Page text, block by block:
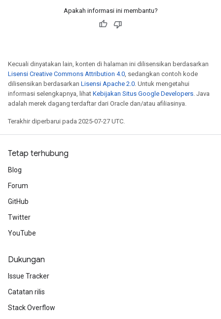
Apakah informasi ini membantu?
Kecuali dinyatakan lain, konten di halaman ini dilisensikan berdasarkan
Lisensi Creative Commons Attribution 4.0, sedangkan contoh kode
dilisensikan berdasarkan Lisensi Apache 2.0. Untuk mengetahui
informasi selengkapnya, lihat Kebijakan Situs Google Developers. Java
adalah merek dagang terdaftar dari Oracle dan/atau afiliasinya.
Terakhir diperbarui pada 2025-07-27 UTC.
Tetap terhubung
Blog
Forum
GitHub
Twitter
YouTube
Dukungan
Issue Tracker
Catatan rilis
Stack Overflow